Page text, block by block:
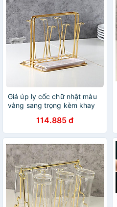
Giá úp ly cốc chữ nhật màu
vàng sang trọng kèm khay
114.885 đ